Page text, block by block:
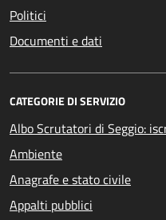
Politici
Documenti e dati
CATEGORIE DI SERVIZIO
Albo Scrutatori di Seggio:
Ambiente
Anagrafe e stato civile
Appalti pubblici